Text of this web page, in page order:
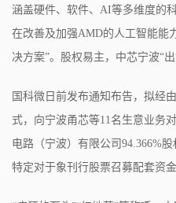
涵盖硬件、软件、AI等多维度的
在改善及加强AMD的人工智能能
决方案”。股权易主，中芯宁波“
国科微日前发布通知布告，拟经
式，向宁波甬芯等11名生意业务
电路（宁波）有限公司94.366%
特定对于象刊行股票召募配套资